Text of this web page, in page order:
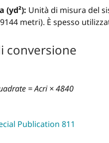
(yd²): Unità di misura del
metri). È spesso
conversione
= Acri × 4840
Publication 811